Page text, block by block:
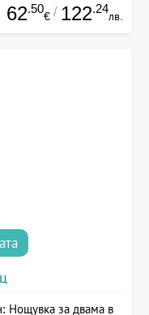
62.50
€ / 122.24
лв.
Нощувка за двама в